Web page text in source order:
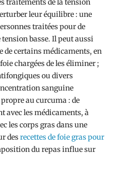
traitements de la tension
leur équilibre : une
traitées pour de
basse. Il peut aussi
certains médicaments, en
chargées de les éliminer ;
ou divers
sanguine
au curcuma : de
avec les médicaments, à
les corps gras dans une
desrecettes de foie gras pour
du repas influe sur